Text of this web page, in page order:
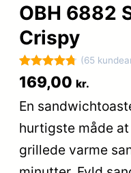
OBH 6882
Crispy
Bedømt
som
ud af 5
baseret på
65
kundebedø
mmelser
(65
169,00 kr.
En
hurtigste måde
grillede varme